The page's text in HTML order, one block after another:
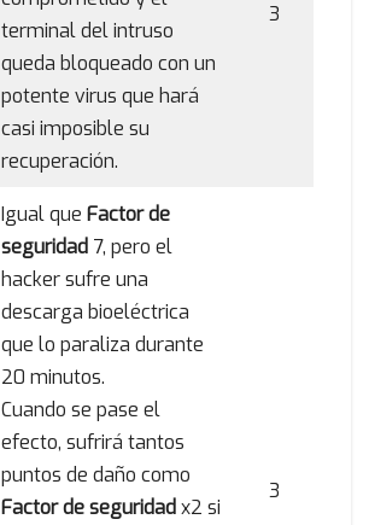
terminal del intruso
queda bloqueado con un
potente virus que hará
casi imposible su
recuperación.
3
Igual que Factor de
seguridad 7, pero el
hacker sufre una
descarga bioeléctrica
que lo paraliza durante
20 minutos.
Cuando se pase el
efecto, sufrirá tantos
puntos de daño como
Factor de seguridad x2 si
3